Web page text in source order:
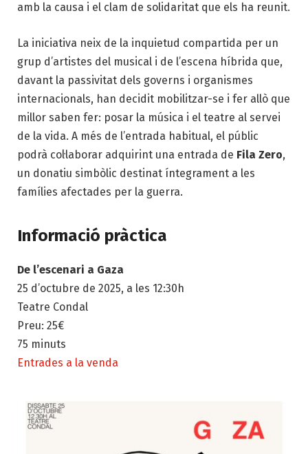
amb la causa i el clam de solidaritat que els ha reunit.
La iniciativa neix de la inquietud compartida per un
grup d’artistes del musical i de l’escena híbrida que,
davant la passivitat dels governs i organismes
internacionals, han decidit mobilitzar-se i fer allò que
millor saben fer: posar la música i el teatre al servei
de la vida. A més de l’entrada habitual, el públic
podrà col·laborar adquirint una entrada de Fila Zero,
un donatiu simbòlic destinat íntegrament a les
famílies afectades per la guerra.
Informació pràctica
De l’escenari a Gaza
25 d’octubre de 2025, a les 12:30h
Teatre Condal
Preu: 25€
75 minuts
Entrades a la venda